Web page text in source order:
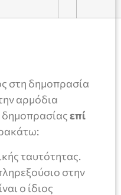
στη δημοπρασία
αρμόδια
δημοπρασίαςεπί
ταυτότητας.
στην
ο ίδιος